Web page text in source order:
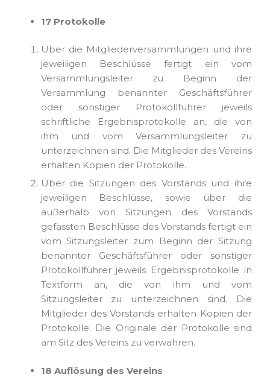
17 Protokolle
Über die Mitgliederversammlungen und ihre
jeweiligen Beschlüsse fertigt ein vom
Versammlungsleiter zu Beginn der
Versammlung benannter Geschäftsführer
oder sonstiger Protokollführer jeweils
schriftliche Ergebnisprotokolle an, die von
ihm und vom Versammlungsleiter zu
unterzeichnen sind. Die Mitglieder des Vereins
erhalten Kopien der Protokolle.
Über die Sitzungen des Vorstands und ihre
jeweiligen Beschlüsse, sowie über die
außerhalb von Sitzungen des Vorstands
gefassten Beschlüsse des Vorstands fertigt ein
vom Sitzungsleiter zum Beginn der Sitzung
benannter Geschäftsführer oder sonstiger
Protokollführer jeweils Ergebnisprotokolle in
Textform an, die von ihm und vom
Sitzungsleiter zu unterzeichnen sind. Die
Mitglieder des Vorstands erhalten Kopien der
Protokolle. Die Originale der Protokolle sind
am Sitz des Vereins zu verwahren.
18 Auflösung des Vereins